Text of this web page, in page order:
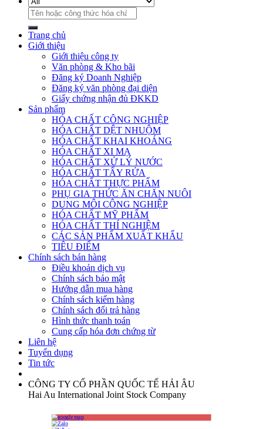
Tìm
kiếm:
Trang chủ
Giới thiệu
Giới thiệu công ty
Văn phòng & Kho bãi
Đăng ký Doanh Nghiệp
Đăng ký văn phòng đại diện
Giấy chứng nhận đủ ĐKKD
Sản phẩm
HÓA CHẤT CÔNG NGHIỆP
HÓA CHẤT DỆT NHUỘM
HÓA CHẤT KHAI KHOÁNG
HÓA CHẤT XI MẠ
HÓA CHẤT XỬ LÝ NƯỚC
HÓA CHẤT TẨY RỬA
HÓA CHẤT THỰC PHẨM
PHỤ GIA THỨC ĂN CHĂN NUÔI
DUNG MÔI CÔNG NGHIỆP
HÓA CHẤT MỸ PHẨM
HÓA CHẤT THÍ NGHIỆM
CÁC SẢN PHẨM XUẤT KHẨU
TIÊU ĐIỂM
Chính sách bán hàng
Điều khoản dịch vụ
Chính sách bảo mật
Hướng dẫn mua hàng
Chính sách kiểm hàng
Chính sách đổi trả hàng
Hình thức thanh toán
Cung cấp hóa đơn chứng từ
Liên hệ
Tuyển dụng
Tin tức
CÔNG TY CỔ PHẦN QUỐC TẾ HẢI ÂU
Hai Au International Joint Stock Company